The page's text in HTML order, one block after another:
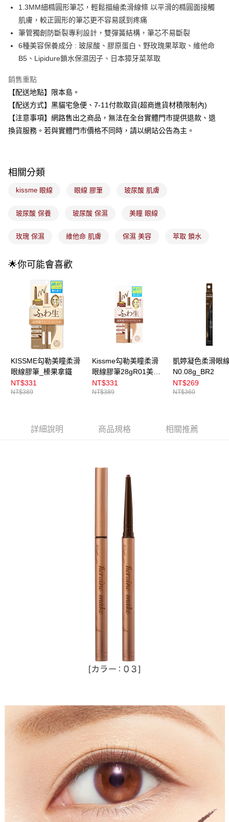
臺灣中小企業銀行
台中商業銀行
匯豐（台灣）商業銀行
華泰商業銀行
聯邦商業銀行
遠東國際商業銀行
元大商業銀行
永豐商業銀行
玉山商業銀行
星展（台灣）商業銀行
台新國際商業銀行
中國信託商業銀行
街口支付
Google Pay
全盈+PAY
大哥付你分期
相關說明
【大哥付你分期使用說明】
1.本服務由台灣大哥大提供，台灣大哥大用戶可立即使用無須另外申請。
3.實際核准額度、可分期數及費用金額請依後續交易確認頁面所載為準。
4.訂單成立30分鐘內，如未前往確認交易或遇審核未通過，訂單將自動取
消。如遇「轉專審核」未通過狀況，表示未達大哥付你分期系統評分，恕無
法說明評估內容。
1.分期款項不併入電信帳單，「大哥付你分期」於每月結算日後寄送繳費提
2.透過簡訊連結打開帳單後，可選擇「超商條碼／台灣大直營門市／銀行轉
帳／街口支付／iPASS MONEY」等通路繳費。
【注意事項】
1.本服務係由「台灣大哥大股份有限公司」（以下簡稱本公司）所提供，讓
買賣價金債權讓與本公司後，依約使用本公司帳單繳交帳款。
2.基於同意付款使用「大哥付你分期」之契約關係目的，商店將以您的個人
資料（包含姓名、電話或地址）提供予台灣大哥大進項蒐集、處理及利用，
由本公司與您本人進行分期帳單所需資料之確認、核對及更正。
3.完整用戶服務條款，請詳閱以下連結：https://oppay.tw/userRule
ATM付款
全家取貨付款
每筆NT$100，滿NT$899(含以上)免運費
7-11取貨付款
付款後7-11取貨
每筆NT$100，滿NT$899(含以上)免運費
每筆NT$100，滿NT$899(含以上)免運費
付款後門市自取
每筆NT$100，滿NT$399(含以上)免運費
1.3MM細橢圓形筆芯，輕鬆描繪柔滑線條 以平滑的橢圓面接觸
肌膚，較正圓形的筆芯更不容易感到疼痛
筆管獨創防斷裂專利設計，雙彈簧結構，筆芯不易斷裂
6種美容保養成分 : 玻尿酸、膠原蛋白、野玫瑰果萃取、維他命
B5、Lipidure鎖水保濕因子、日本獐牙菜萃取
銷售重點
【配送地點】限本島。
【配送方式】黑貓宅急便、7-11付款取貨(超商進貨材積限制內)
【注意事項】網路售出之商品，無法在全台實體門市提供退款、退
換貨服務。若與實體門市價格不同時，請以網站公告為主。
相關分類
kissme 眼線 眼線 膠筆 玻尿酸 肌膚
玻尿酸 保養 玻尿酸 保濕 美瞳 眼線
玫瑰 保濕 維他命 肌膚 保濕 美容 萃取 鎖水
🌟你可能會喜歡
KISSME勾勒美瞳柔滑
眼線膠筆_榛果拿鐵
NT$331
NT$389
Kissme勾勒美瞳柔滑
眼線膠筆28gR01美式
咖啡
NT$331
NT$389
凱婷凝色柔滑眼
N0.08g_BR2
NT$269
NT$360
詳細說明 商品規格 相關推薦